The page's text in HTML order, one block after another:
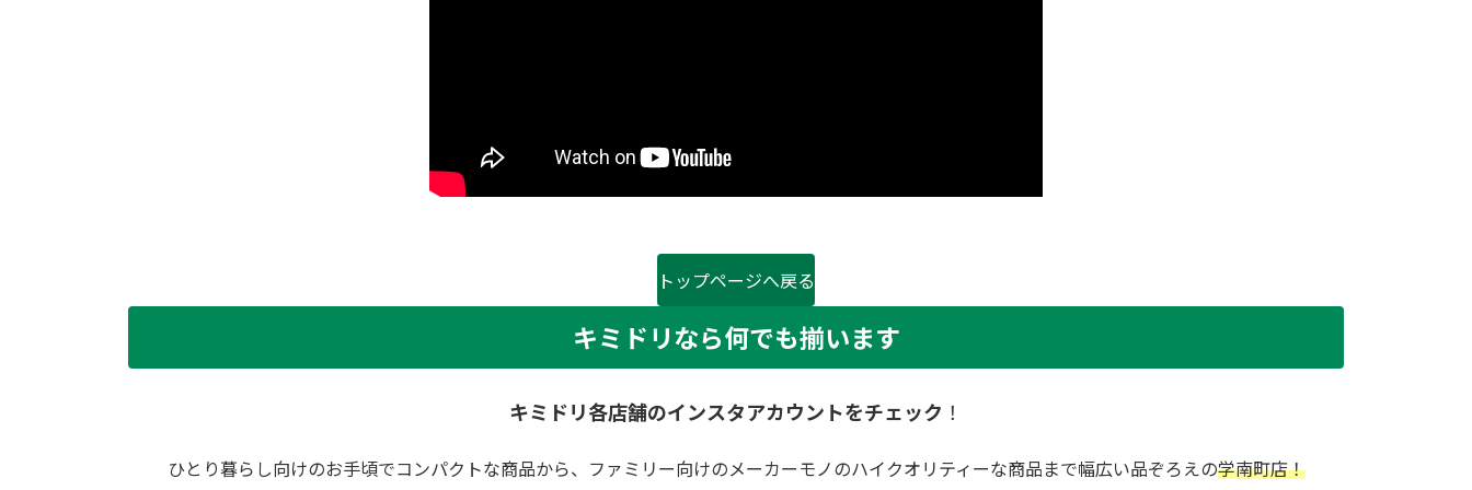
トップページへ戻る
キミドリなら何でも揃います
キミドリ各店舗のインスタアカウントをチェック ！
ひとり暮らし向けのお手頃でコンパクトな商品から、ファミリー向けのメーカーモノのハイクオリティーな商品まで幅広い品ぞろえの学南町店！